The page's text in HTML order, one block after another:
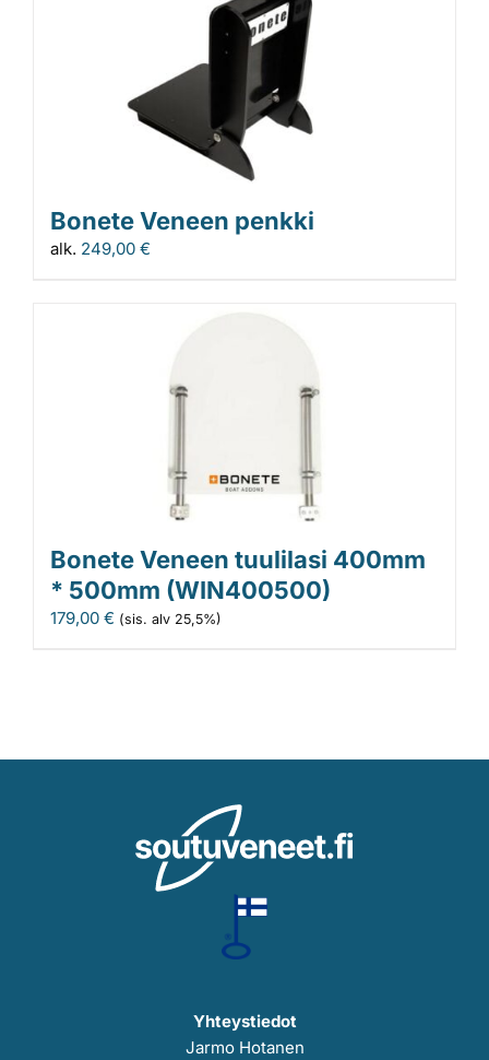
Bonete Veneen penkki
alk. 249,00 €
Bonete Veneen tuulilasi 400mm
* 500mm (WIN400500)
179,00 € (sis. alv 25,5%)
Yhteystiedot
Jarmo Hotanen